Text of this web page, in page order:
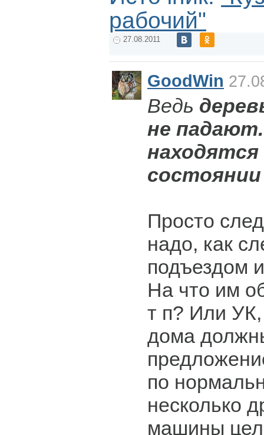
рабочий"
27.08.2011
GoodWin
Ведь
не
состоянии
Просто
надо, как
подъездом
На что им
т п? Или
дома
по
несколько
машины